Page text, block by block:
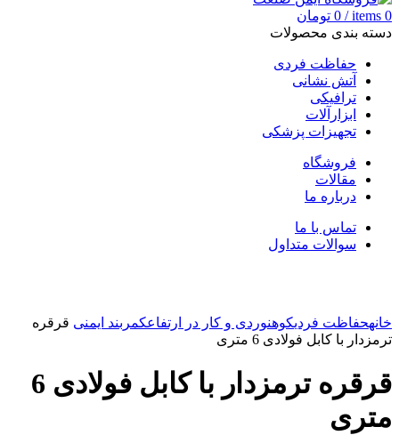
0
items
/
0 تومان
دسته بندی محصولات
حفاظت فردی
آتش نشانی
ترافیکی
ابزارآلات
تجهیزات پزشکی
فروشگاه
مقالات
درباره ما
تماس با ما
سوالات متداول
خانهحفاظت فردیکوهنوردی و کار در ارتفاعکمربند ایمنی قرقره
ترمزدار با کابل فولادی 6 متری
قرقره ترمزدار با کابل فولادی 6
متری